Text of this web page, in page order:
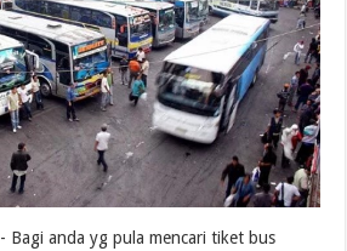
- Bagi anda yg pula mencari tiket bus